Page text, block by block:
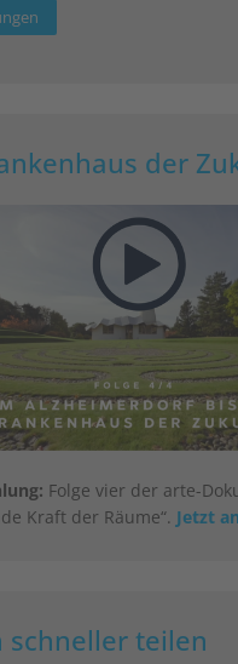
der
Folge vier der arte-
Kraft der Räume“. Jetzt
schneller teilen